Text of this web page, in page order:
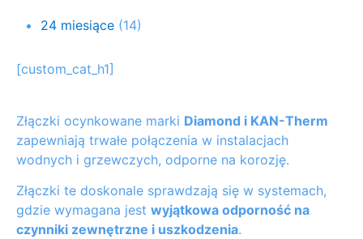
24 miesiące (14)
[custom_cat_h1]
Złączki ocynkowane marki Diamond i KAN-Therm
zapewniają trwałe połączenia w instalacjach
wodnych i grzewczych, odporne na korozję.
Złączki te doskonale sprawdzają się w systemach,
gdzie wymagana jest wyjątkowa odporność na
czynniki zewnętrzne i uszkodzenia.